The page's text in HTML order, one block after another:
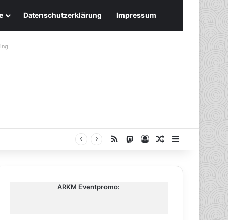
Datenschutzerklärung Impressum
RSS Mastodon
AnmeldenZufälliger
ARKM Eventpromo: